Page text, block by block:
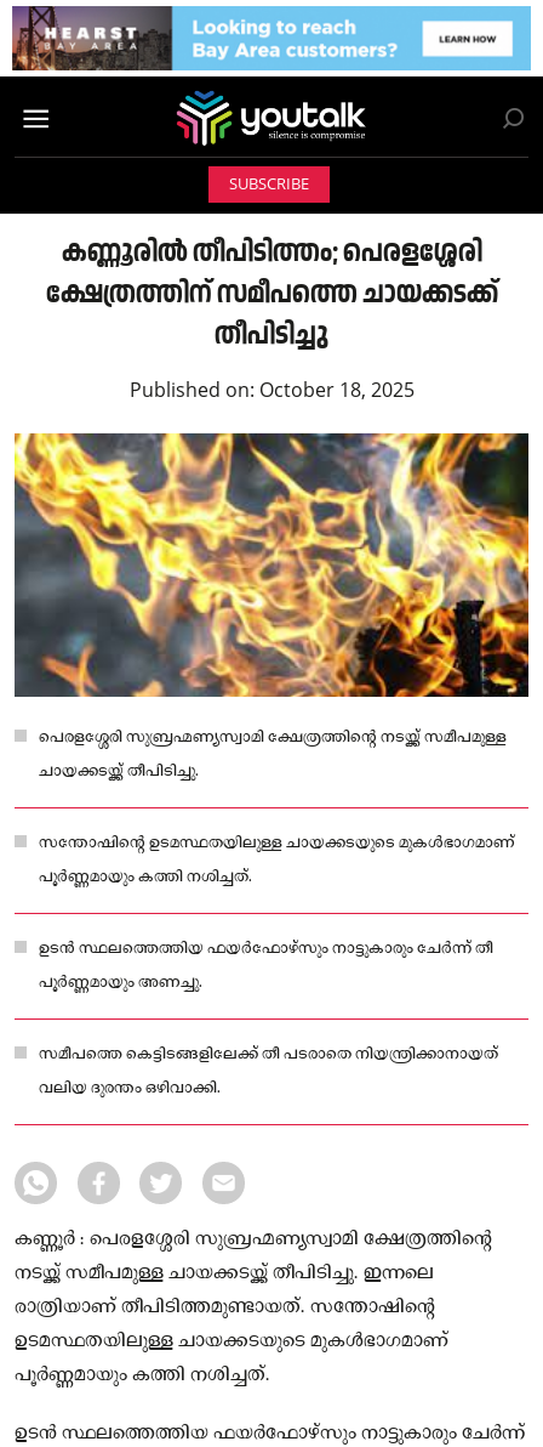
SUBSCRIBE
കണ്ണൂരിൽ തീപിടിത്തം; പെരളശ്ശേരി
ക്ഷേത്രത്തിന് സമീപത്തെ ചായക്കടക്ക്
തീപിടിച്ചു
Published on: October 18, 2025
പെരളശ്ശേരി സുബ്രഹ്മണ്യസ്വാമി ക്ഷേത്രത്തിന്റെ നടയ്ക്ക് സമീപമുള്ള
ചായക്കടയ്ക്ക് തീപിടിച്ചു.
സന്തോഷിന്റെ ഉടമസ്ഥതയിലുള്ള ചായക്കടയുടെ മുകൾഭാഗമാണ്
പൂർണ്ണമായും കത്തി നശിച്ചത്.
ഉടൻ സ്ഥലത്തെത്തിയ ഫയർഫോഴ്സും നാട്ടുകാരും ചേർന്ന് തീ
പൂർണ്ണമായും അണച്ചു.
സമീപത്തെ കെട്ടിടങ്ങളിലേക്ക് തീ പടരാതെ നിയന്ത്രിക്കാനായത്
വലിയ ദുരന്തം ഒഴിവാക്കി.
കണ്ണൂർ : പെരളശ്ശേരി സുബ്രഹ്മണ്യസ്വാമി ക്ഷേത്രത്തിന്റെ
നടയ്ക്ക് സമീപമുള്ള ചായക്കടയ്ക്ക് തീപിടിച്ചു. ഇന്നലെ
രാത്രിയാണ് തീപിടിത്തമുണ്ടായത്. സന്തോഷിന്റെ
ഉടമസ്ഥതയിലുള്ള ചായക്കടയുടെ മുകൾഭാഗമാണ്
പൂർണ്ണമായും കത്തി നശിച്ചത്.
ഉടൻ സ്ഥലത്തെത്തിയ ഫയർഫോഴ്സും നാട്ടുകാരും ചേർന്ന്